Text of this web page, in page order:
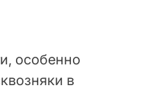
особенно
в